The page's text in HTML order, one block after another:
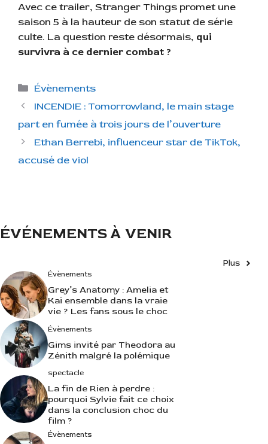
Avec ce trailer, Stranger Things promet une
saison 5 à la hauteur de son statut de série
culte. La question reste désormais, qui
survivra à ce dernier combat ?
C
a
é
g
o
Évènements
INCENDIE : Tomorrowland, le main stage
part en fumée à trois jours de l’ouverture
Ethan Berrebi, influenceur star de TikTok,
accusé de viol
ÉVÉNEMENTS À VENIR
Plus
Évènements
Grey’s Anatomy : Amelia et
Kai ensemble dans la vraie
vie ? Les fans sous le choc
Évènements
Gims invité par Theodora au
Zénith malgré la polémique
spectacle
La fin de Rien à perdre :
pourquoi Sylvie fait ce choix
dans la conclusion choc du
film ?
Évènements